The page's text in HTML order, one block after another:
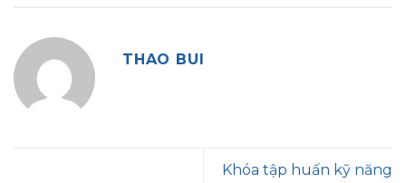
THAO BUI
Khóa tập huấn kỹ năng